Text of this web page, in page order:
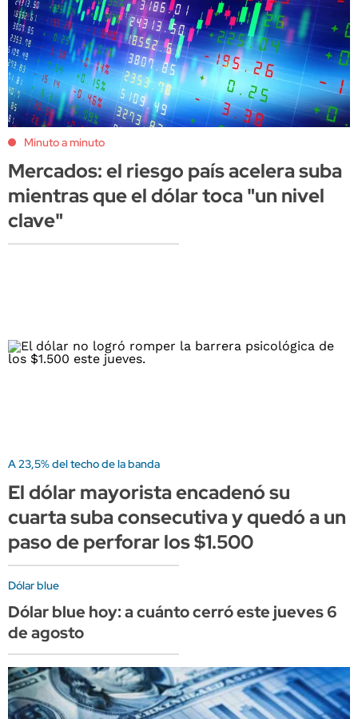
Minuto a minuto
Mercados: el riesgo país acelera suba
mientras que el dólar toca "un nivel
clave"
A 23,5% del techo de la banda
El dólar mayorista encadenó su
cuarta suba consecutiva y quedó a un
paso de perforar los $1.500
Dólar blue
Dólar blue hoy: a cuánto cerró este jueves 6
de agosto